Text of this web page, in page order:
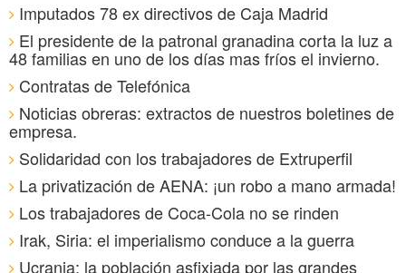
Imputados 78 ex directivos de Caja Madrid
El presidente de la patronal granadina corta la luz a
48 familias en uno de los días mas fríos el invierno.
Contratas de Telefónica
Noticias obreras: extractos de nuestros boletines de
empresa.
Solidaridad con los trabajadores de Extruperfil
La privatización de AENA: ¡un robo a mano armada!
Los trabajadores de Coca-Cola no se rinden
Irak, Siria: el imperialismo conduce a la guerra
Ucrania: la población asfixiada por las grandes